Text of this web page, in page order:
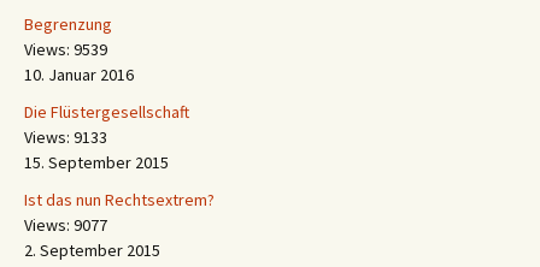
Begrenzung
Views: 9539
10. Januar 2016
Die Flüstergesellschaft
Views: 9133
15. September 2015
Ist das nun Rechtsextrem?
Views: 9077
2. September 2015